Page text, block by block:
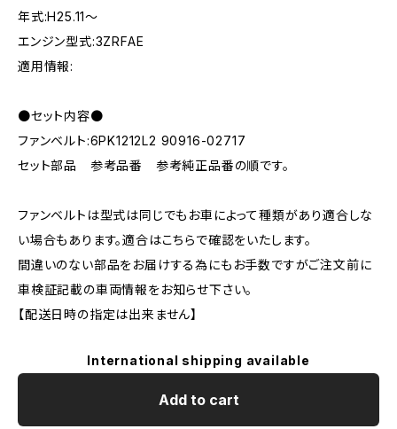
年式:H25.11～
エンジン型式:3ZRFAE
適用情報:
●セット内容●
ファンベルト:6PK1212L2 90916-02717
セット部品 参考品番 参考純正品番の順です。
ファンベルトは型式は同じでもお車によって種類があり適合しな
い場合もあります。適合はこちらで確認をいたします。
間違いのない部品をお届けする為にもお手数ですがご注文前に
車検証記載の車両情報をお知らせ下さい。
【配送日時の指定は出来ません】
International shipping available
Add to cart